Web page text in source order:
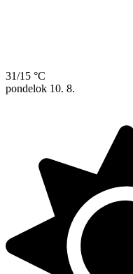
31/15 °C
pondelok 10. 8.